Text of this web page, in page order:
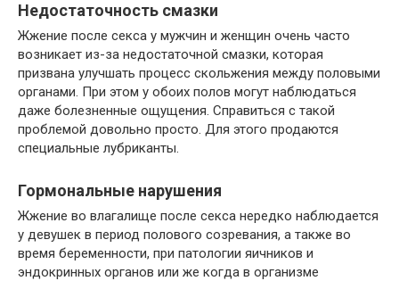
Недостаточность смазки
Жжение после секса у мужчин и женщин очень часто
возникает из-за недостаточной смазки, которая
призвана улучшать процесс скольжения между половыми
органами. При этом у обоих полов могут наблюдаться
даже болезненные ощущения. Справиться с такой
проблемой довольно просто. Для этого продаются
специальные лубриканты.
Гормональные нарушения
Жжение во влагалище после секса нередко наблюдается
у девушек в период полового созревания, а также во
время беременности, при патологии яичников и
эндокринных органов или же когда в организме